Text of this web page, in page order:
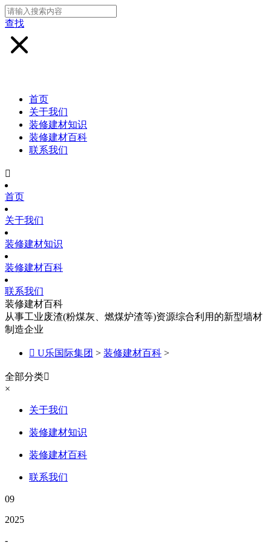
查找
首页
关于我们
装修建材知识
装修建材百科
联系我们

首页
关于我们
装修建材知识
装修建材百科
联系我们
装修建材百科
从事工业废渣(粉煤灰、燃煤炉渣等)资源综合利用的新型墙材
制造企业
 U乐国际集团 > 装修建材百科 >
全部分类
×
关于我们
装修建材知识
装修建材百科
联系我们
09
2025
-